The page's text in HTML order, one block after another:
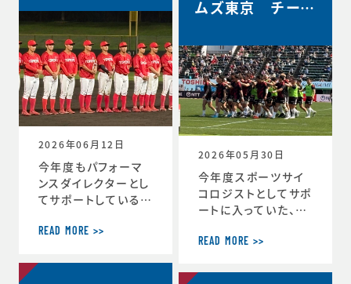
う整理するか。翌日の
練習から次のステー
ジの自分と向かい合
おう。 ≪12月31日≫
桐蔭学園ラグビーフ
ァミリー。昨年の3年
生が花園初戦に駆け
つけてくれました。 あ
と」のコーナーで、ス
からの分析が放送さ
れました。◆放送内容
はこちら↓https://
www.nhk.jp/p/ts/
4V23PRP3YR/epis
ode/te/QNX8MVR
GJW
場決定
2026年06月12日
今年度もパフォーマ
ンスダイレクターとし
てサポートしているト
部が、都市対抗野球
選で第2代表戦で勝
READ MORE >>
ムズ東京 チーム
2026年05月30日
今年度スポーツサイ
コロジストとしてサポ
ートに入っていた、リ
京は最終順位5位と
以降、チーム史上最
READ MORE >>